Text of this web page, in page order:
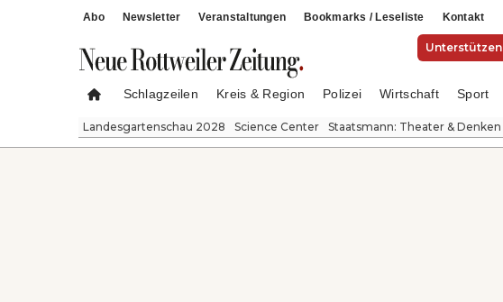
Abo Newsletter Veranstaltungen Bookmarks / Leseliste Kontakt
Unterstützen
Schlagzeilen Kreis & Region Polizei Wirtschaft Sport
Landesgartenschau 2028 Science Center Staatsmann: Theater & Denken